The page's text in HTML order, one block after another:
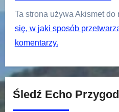
Ta strona używa Akismet do
się, w jaki sposób
komentarzy.
Śledź Echo